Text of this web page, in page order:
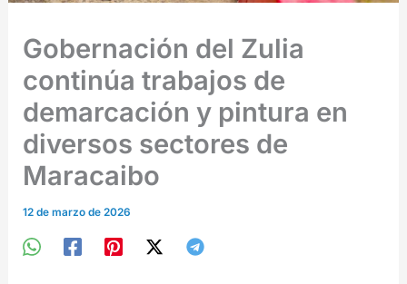
Gobernación del Zulia
continúa trabajos de
demarcación y pintura en
diversos sectores de
Maracaibo
12 de marzo de 2026